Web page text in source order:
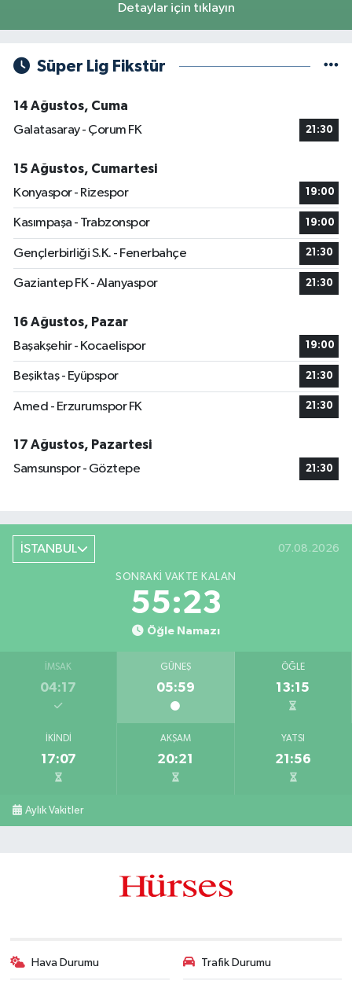
Detaylar için tıklayın
Süper Lig Fikstür
14 Ağustos, Cuma
Galatasaray - Çorum FK
21:30
15 Ağustos, Cumartesi
Konyaspor - Rizespor
19:00
Kasımpaşa - Trabzonspor 19:00
Gençlerbirliği S.K. - Fenerbahçe 21:30
Gaziantep FK - Alanyaspor 21:30
16 Ağustos, Pazar
Başakşehir - Kocaelispor
19:00
Beşiktaş - Eyüpspor 21:30
Amed - Erzurumspor FK 21:30
17 Ağustos, Pazartesi
Samsunspor - Göztepe
21:30
İSTANBUL 07.08.2026
SONRAKI VAKTE KALAN
55:22
Öğle Namazı
İMSAK
04:17
GÜNEŞ
05:59
ÖĞLE
13:15
İKINDI
17:07
AKŞAM
20:21
YATSI
21:56
Aylık Vakitler
Hava Durumu Trafik Durumu